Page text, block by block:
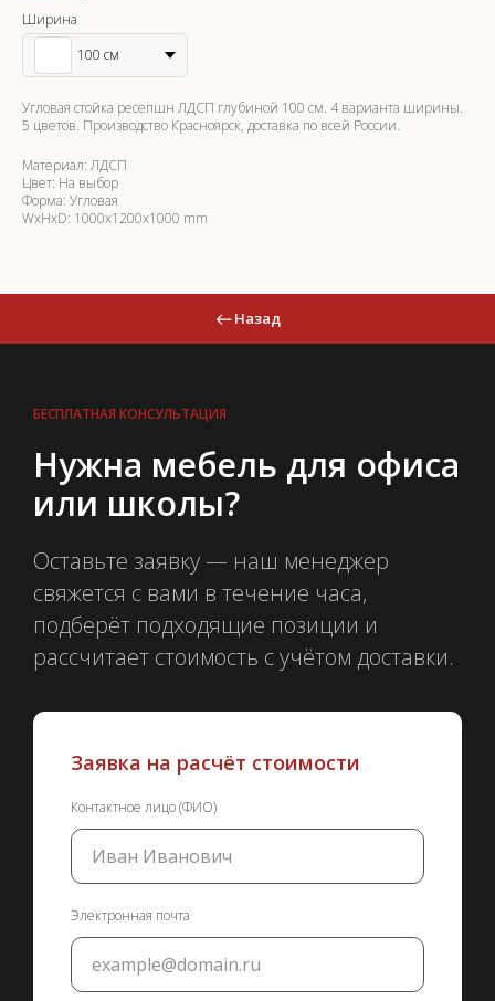
Ширина
100 см
Угловая стойка ресепшн ЛДСП глубиной 100 см. 4 варианта ширины.
5 цветов. Производство Красноярск, доставка по всей России.
Материал: ЛДСП
Цвет: На выбор
Форма: Угловая
WxHxD: 1000x1200x1000 mm
Назад
БЕСПЛАТНАЯ КОНСУЛЬТАЦИЯ
Нужна мебель для офиса
или школы?
Оставьте заявку — наш менеджер
свяжется с вами в течение часа,
подберёт подходящие позиции и
рассчитает стоимость с учётом доставки.
Заявка на расчёт стоимости
Контактное лицо (ФИО)
Электронная почта